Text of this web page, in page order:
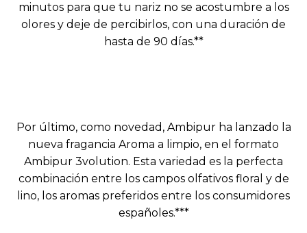
minutos para que tu nariz no se acostumbre a los
olores y deje de percibirlos, con una duración de
hasta de 90 días.**
Por último, como novedad, Ambipur ha lanzado la
nueva fragancia Aroma a limpio, en el formato
Ambipur 3volution. Esta variedad es la perfecta
combinación entre los campos olfativos floral y de
lino, los aromas preferidos entre los consumidores
españoles.***